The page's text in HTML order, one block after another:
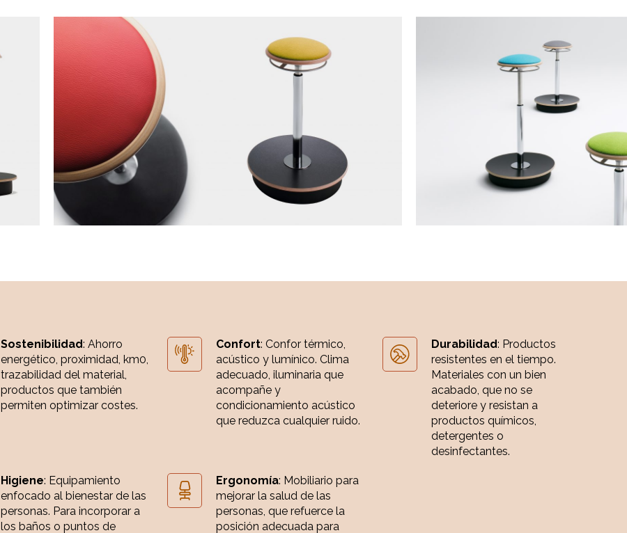
Sostenibilidad: Ahorro
energético, proximidad, km0,
trazabilidad del material,
productos que también
permiten optimizar costes.
Confort: Confor térmico,
acústico y lumínico. Clima
adecuado, iluminaria que
acompañe y
condicionamiento acústico
que reduzca cualquier ruido.
Durabilidad: Productos
resistentes en el tiempo.
Materiales con un bien
acabado, que no se
deteriore y resistan a
productos químicos,
detergentes o
desinfectantes.
Higiene: Equipamiento
enfocado al bienestar de las
personas. Para incorporar a
los baños o puntos de
Ergonomía: Mobiliario para
mejorar la salud de las
personas, que refuerce la
posición adecuada para